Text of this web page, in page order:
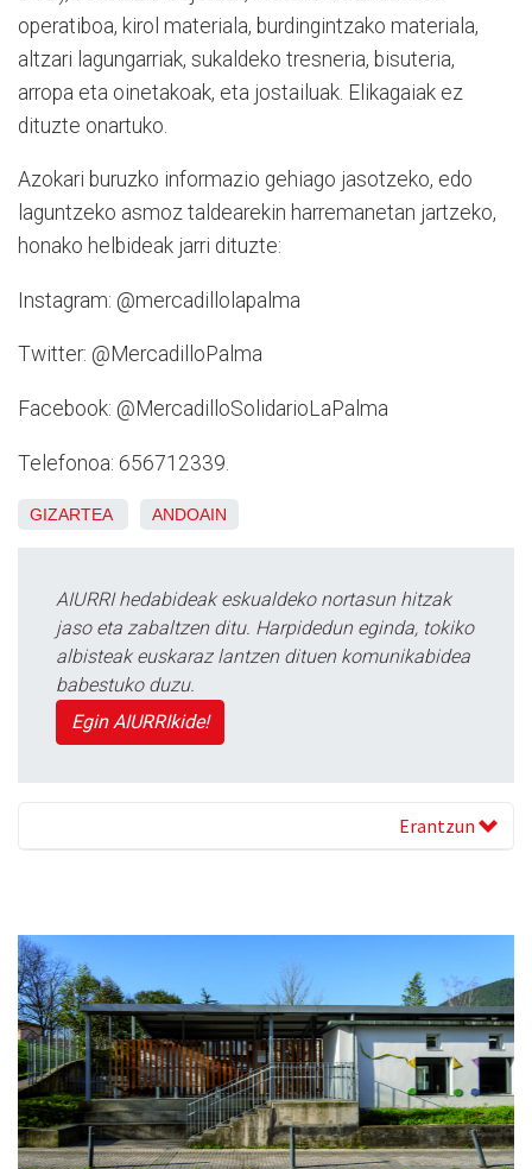
operatiboa, kirol materiala, burdingintzako materiala,
altzari lagungarriak, sukaldeko tresneria, bisuteria,
arropa eta oinetakoak, eta jostailuak. Elikagaiak ez
dituzte onartuko.
Azokari buruzko informazio gehiago jasotzeko, edo
laguntzeko asmoz taldearekin harremanetan jartzeko,
honako helbideak jarri dituzte:
Instagram: @mercadillolapalma
Twitter: @MercadilloPalma
Facebook: @MercadilloSolidarioLaPalma
Telefonoa: 656712339.
GIZARTEA ANDOAIN
AIURRI hedabideak eskualdeko nortasun hitzak
jaso eta zabaltzen ditu. Harpidedun eginda, tokiko
albisteak euskaraz lantzen dituen komunikabidea
babestuko duzu.
Egin AIURRIkide!
Erantzun